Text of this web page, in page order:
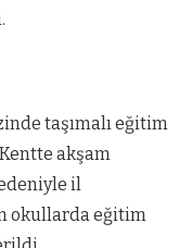
taşımalı eğitim
akşam
il
okullarda eğitim